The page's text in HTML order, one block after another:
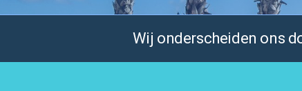
Wij onderscheiden ons